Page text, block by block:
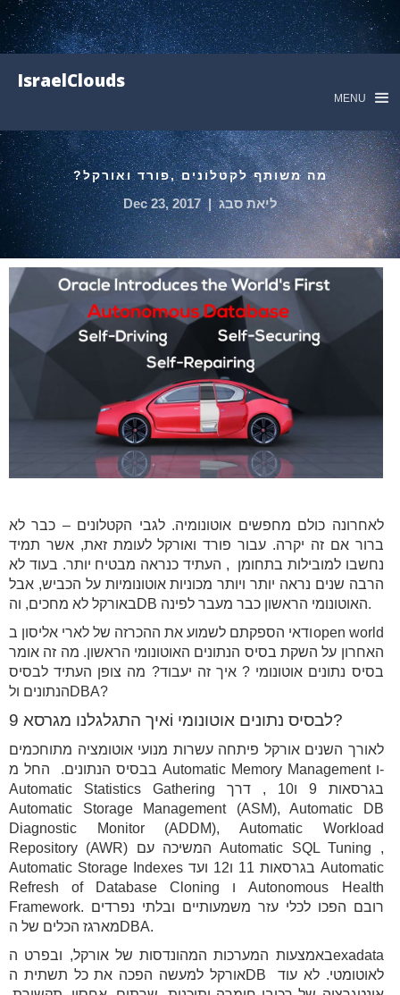
IsraelClouds
MENU
מה משותף לקטלונים ,פורד ואורקל?
ליאת סבג |
Dec 23, 2017
לאחרונה כולם מחפשים אוטונומיה. לגבי הקטלונים – כבר לא
ברור אם זה יקרה. עבור פורד ואורקל לעומת זאת, אשר תמיד
נחשבו למובילות בתחומן , העתיד כנראה מבטיח יותר. בעוד לא
הרבה שנים נראה יותר ויותר מכוניות אוטונומיות על הכביש, אבל
באורקל לא מחכים, והDB האוטונומי הראשון כבר מעבר לפינה.
ודאי הספקתם לשמוע את ההכרזה של לארי אליסון בopen world
האחרון על השקת בסיס הנתונים האוטונומי הראשון. מה זה אומר
בסיס נתונים אוטונומי ? איך זה יעבוד? מה צופן העתיד לבסיס
הנתונים ולDBA?
איך התגלגלנו מגרסא9i לבסיס נתונים אוטונומי?
לאורך השנים אורקל פיתחה עשרות מנועי אוטומציה מתוחכמים
בבסיס הנתונים. החל מ Automatic Memory Management ו-
Automatic Statistics Gathering בגרסאות 9 ו10 , דרך
Automatic Storage Management (ASM), Automatic DB
Diagnostic Monitor (ADDM), Automatic Workload
Repository (AWR) המשיכה עם Automatic SQL Tuning ,
Automatic Storage Indexes בגרסאות 11 ו12 ועד Automatic
Refresh of Database Cloning ו Autonomous Health
Framework. רובם הפכו לכלי עזר משמעותיים ובלתי נפרדים
מארגז הכלים של הDBA.
באמצעות המערכות המהונדסות של אורקל, ובפרט הexadata
אורקל למעשה הפכה את כל תשתית הDB לאוטומטי. לא עוד